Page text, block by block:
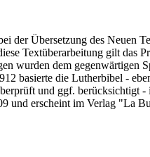
der Übersetzung des Neuen
Textüberarbeitung gilt das
wurden dem gegenwärtigen
basierte die Lutherbibel -
und ggf. berücksichtigt
und erscheint im Verlag